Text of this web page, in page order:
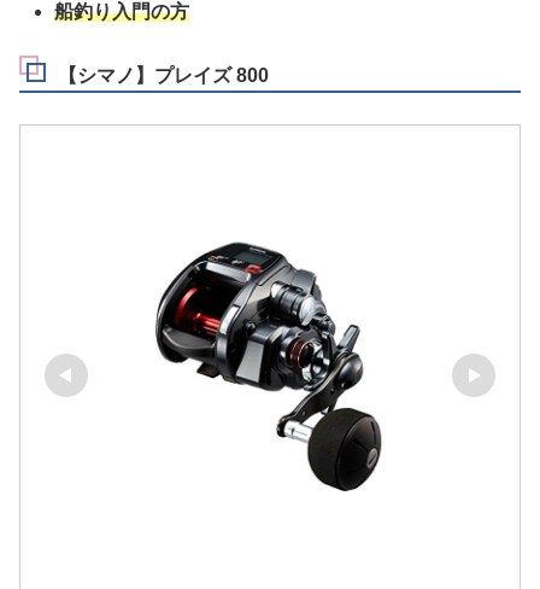
船釣り入門の方
【シマノ】プレイズ 800